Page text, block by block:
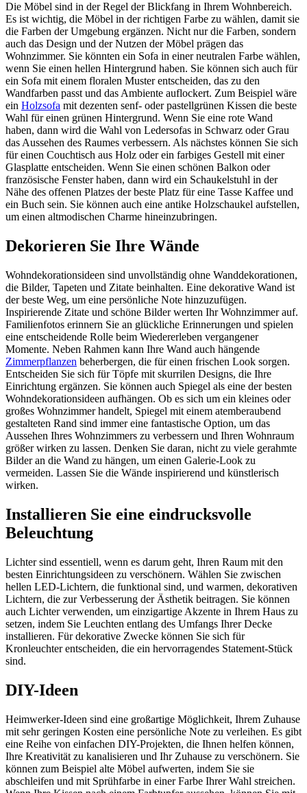
Die Möbel sind in der Regel der Blickfang in Ihrem Wohnbereich.
Es ist wichtig, die Möbel in der richtigen Farbe zu wählen, damit sie
die Farben der Umgebung ergänzen. Nicht nur die Farben, sondern
auch das Design und der Nutzen der Möbel prägen das
Wohnzimmer. Sie könnten ein Sofa in einer neutralen Farbe wählen,
wenn Sie einen hellen Hintergrund haben. Sie können sich auch für
ein Sofa mit einem floralen Muster entscheiden, das zu den
Wandfarben passt und das Ambiente auflockert. Zum Beispiel wäre
ein Holzsofa mit dezenten senf- oder pastellgrünen Kissen die beste
Wahl für einen grünen Hintergrund. Wenn Sie eine rote Wand
haben, dann wird die Wahl von Ledersofas in Schwarz oder Grau
das Aussehen des Raumes verbessern. Als nächstes können Sie sich
für einen Couchtisch aus Holz oder ein farbiges Gestell mit einer
Glasplatte entscheiden. Wenn Sie einen schönen Balkon oder
französische Fenster haben, dann wird ein Schaukelstuhl in der
Nähe des offenen Platzes der beste Platz für eine Tasse Kaffee und
ein Buch sein. Sie können auch eine antike Holzschaukel aufstellen,
um einen altmodischen Charme hineinzubringen.
Dekorieren Sie Ihre Wände
Wohndekorationsideen sind unvollständig ohne Wanddekorationen,
die Bilder, Tapeten und Zitate beinhalten. Eine dekorative Wand ist
der beste Weg, um eine persönliche Note hinzuzufügen.
Inspirierende Zitate und schöne Bilder werten Ihr Wohnzimmer auf.
Familienfotos erinnern Sie an glückliche Erinnerungen und spielen
eine entscheidende Rolle beim Wiedererleben vergangener
Momente. Neben Rahmen kann Ihre Wand auch hängende
Zimmerpflanzen beherbergen, die für einen frischen Look sorgen.
Entscheiden Sie sich für Töpfe mit skurrilen Designs, die Ihre
Einrichtung ergänzen. Sie können auch Spiegel als eine der besten
Wohndekorationsideen aufhängen. Ob es sich um ein kleines oder
großes Wohnzimmer handelt, Spiegel mit einem atemberaubend
gestalteten Rand sind immer eine fantastische Option, um das
Aussehen Ihres Wohnzimmers zu verbessern und Ihren Wohnraum
größer wirken zu lassen. Denken Sie daran, nicht zu viele gerahmte
Bilder an die Wand zu hängen, um einen Galerie-Look zu
vermeiden. Lassen Sie die Wände inspirierend und künstlerisch
wirken.
Installieren Sie eine eindrucksvolle
Beleuchtung
Lichter sind essentiell, wenn es darum geht, Ihren Raum mit den
besten Einrichtungsideen zu verschönern. Wählen Sie zwischen
hellen LED-Lichtern, die funktional sind, und warmen, dekorativen
Lichtern, die zur Verbesserung der Ästhetik beitragen. Sie können
auch Lichter verwenden, um einzigartige Akzente in Ihrem Haus zu
setzen, indem Sie Leuchten entlang des Umfangs Ihrer Decke
installieren. Für dekorative Zwecke können Sie sich für
Kronleuchter entscheiden, die ein hervorragendes Statement-Stück
sind.
DIY-Ideen
Heimwerker-Ideen sind eine großartige Möglichkeit, Ihrem Zuhause
mit sehr geringen Kosten eine persönliche Note zu verleihen. Es gibt
eine Reihe von einfachen DIY-Projekten, die Ihnen helfen können,
Ihre Kreativität zu kanalisieren und Ihr Zuhause zu verschönern. Sie
können zum Beispiel alte Möbel aufwerten, indem Sie sie
abschleifen und mit Sprühfarbe in einer Farbe Ihrer Wahl streichen.